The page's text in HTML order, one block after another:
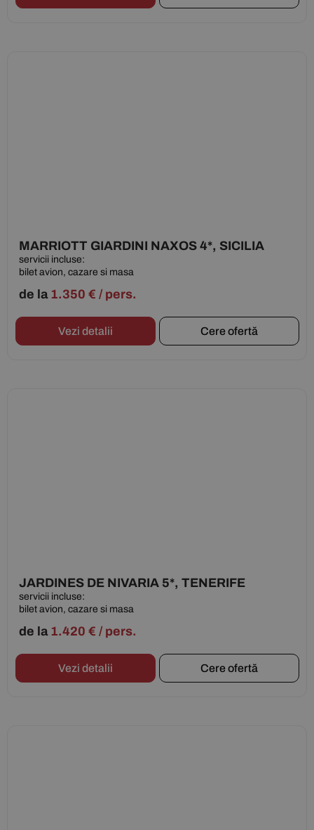
MARRIOTT GIARDINI NAXOS 4*, SICILIA
servicii incluse:
bilet avion, cazare si masa
de la 1.350 € / pers.
Vezi detalii Cere ofertă
JARDINES DE NIVARIA 5*, TENERIFE
servicii incluse:
bilet avion, cazare si masa
de la 1.420 € / pers.
Vezi detalii Cere ofertă